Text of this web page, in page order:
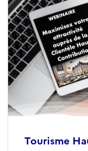
Tourisme